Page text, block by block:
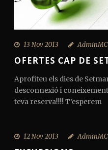
13 Nov 2013 AdminMC
OFERTES CAP DE
Aprofiteu els dies de
desconnexió i
teva reserva!!!! T’esperem
12 Nov 2013 AdminMC